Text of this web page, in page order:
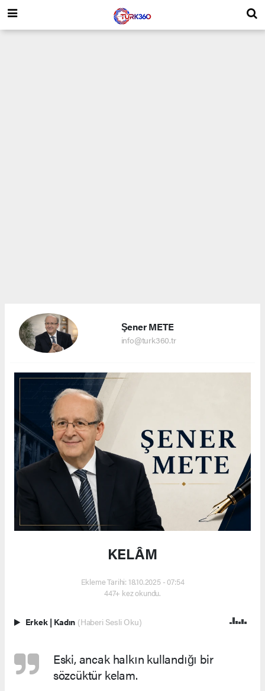
Şener METE
info@turk360.tr
KELÂM
Ekleme Tarihi: 18.10.2025 - 07:54
447+ kez okundu.
Erkek | Kadın (Haberi Sesli Oku)
Eski, ancak halkın kullandığı bir
sözcüktür kelam.